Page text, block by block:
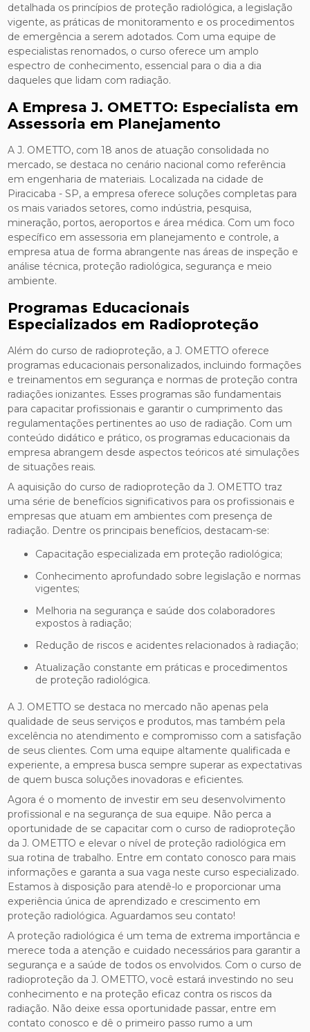
detalhada os princípios de proteção radiológica, a legislação
vigente, as práticas de monitoramento e os procedimentos
de emergência a serem adotados. Com uma equipe de
especialistas renomados, o curso oferece um amplo
espectro de conhecimento, essencial para o dia a dia
daqueles que lidam com radiação.
A Empresa J. OMETTO: Especialista em
Assessoria em Planejamento
A J. OMETTO, com 18 anos de atuação consolidada no
mercado, se destaca no cenário nacional como referência
em engenharia de materiais. Localizada na cidade de
Piracicaba - SP, a empresa oferece soluções completas para
os mais variados setores, como indústria, pesquisa,
mineração, portos, aeroportos e área médica. Com um foco
específico em assessoria em planejamento e controle, a
empresa atua de forma abrangente nas áreas de inspeção e
análise técnica, proteção radiológica, segurança e meio
ambiente.
Programas Educacionais
Especializados em Radioproteção
Além do curso de radioproteção, a J. OMETTO oferece
programas educacionais personalizados, incluindo formações
e treinamentos em segurança e normas de proteção contra
radiações ionizantes. Esses programas são fundamentais
para capacitar profissionais e garantir o cumprimento das
regulamentações pertinentes ao uso de radiação. Com um
conteúdo didático e prático, os programas educacionais da
empresa abrangem desde aspectos teóricos até simulações
de situações reais.
A aquisição do curso de radioproteção da J. OMETTO traz
uma série de benefícios significativos para os profissionais e
empresas que atuam em ambientes com presença de
radiação. Dentre os principais benefícios, destacam-se:
Capacitação especializada em proteção radiológica;
Conhecimento aprofundado sobre legislação e normas
vigentes;
Melhoria na segurança e saúde dos colaboradores
expostos à radiação;
Redução de riscos e acidentes relacionados à radiação;
Atualização constante em práticas e procedimentos
de proteção radiológica.
A J. OMETTO se destaca no mercado não apenas pela
qualidade de seus serviços e produtos, mas também pela
excelência no atendimento e compromisso com a satisfação
de seus clientes. Com uma equipe altamente qualificada e
experiente, a empresa busca sempre superar as expectativas
de quem busca soluções inovadoras e eficientes.
Agora é o momento de investir em seu desenvolvimento
profissional e na segurança de sua equipe. Não perca a
oportunidade de se capacitar com o curso de radioproteção
da J. OMETTO e elevar o nível de proteção radiológica em
sua rotina de trabalho. Entre em contato conosco para mais
informações e garanta a sua vaga neste curso especializado.
Estamos à disposição para atendê-lo e proporcionar uma
experiência única de aprendizado e crescimento em
proteção radiológica. Aguardamos seu contato!
A proteção radiológica é um tema de extrema importância e
merece toda a atenção e cuidado necessários para garantir a
segurança e a saúde de todos os envolvidos. Com o curso de
radioproteção da J. OMETTO, você estará investindo no seu
conhecimento e na proteção eficaz contra os riscos da
radiação. Não deixe essa oportunidade passar, entre em
contato conosco e dê o primeiro passo rumo a um